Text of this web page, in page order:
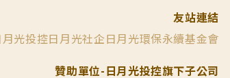
友站連結
月光投控日月光社企日月光環保永續基金會
贊助單位-日月光投控旗下子公司